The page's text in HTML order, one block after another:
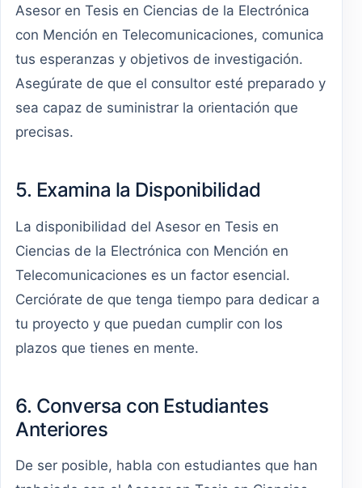
Asesor en Tesis en Ciencias de la Electrónica
con Mención en Telecomunicaciones, comunica
tus esperanzas y objetivos de investigación.
Asegúrate de que el consultor esté preparado y
sea capaz de suministrar la orientación que
precisas.
5. Examina la Disponibilidad
La disponibilidad del Asesor en Tesis en
Ciencias de la Electrónica con Mención en
Telecomunicaciones es un factor esencial.
Cerciórate de que tenga tiempo para dedicar a
tu proyecto y que puedan cumplir con los
plazos que tienes en mente.
6. Conversa con Estudiantes
Anteriores
De ser posible, habla con estudiantes que han